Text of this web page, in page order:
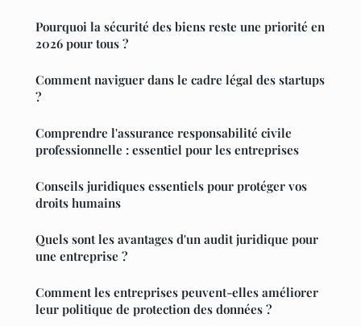
Pourquoi la sécurité des biens reste une priorité en
2026 pour tous ?
Comment naviguer dans le cadre légal des startups
?
Comprendre l'assurance responsabilité civile
professionnelle : essentiel pour les entreprises
Conseils juridiques essentiels pour protéger vos
droits humains
Quels sont les avantages d'un audit juridique pour
une entreprise ?
Comment les entreprises peuvent-elles améliorer
leur politique de protection des données ?